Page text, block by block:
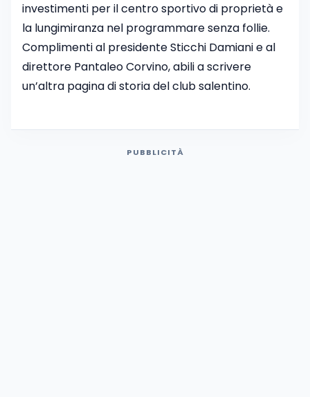
investimenti per il centro sportivo di proprietà e
la lungimiranza nel programmare senza follie.
Complimenti al presidente Sticchi Damiani e al
direttore Pantaleo Corvino, abili a scrivere
un’altra pagina di storia del club salentino.
PUBBLICITÀ